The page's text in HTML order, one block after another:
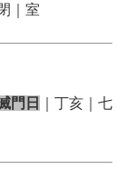
｜室
門日
｜丁亥｜七